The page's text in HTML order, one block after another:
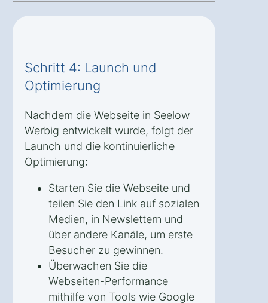
Schritt 4: Launch und
Optimierung
Nachdem die Webseite in Seelow
Werbig entwickelt wurde, folgt der
Launch und die kontinuierliche
Optimierung:
Starten Sie die Webseite und
teilen Sie den Link auf sozialen
Medien, in Newslettern und
über andere Kanäle, um erste
Besucher zu gewinnen.
Überwachen Sie die
Webseiten-Performance
mithilfe von Tools wie Google